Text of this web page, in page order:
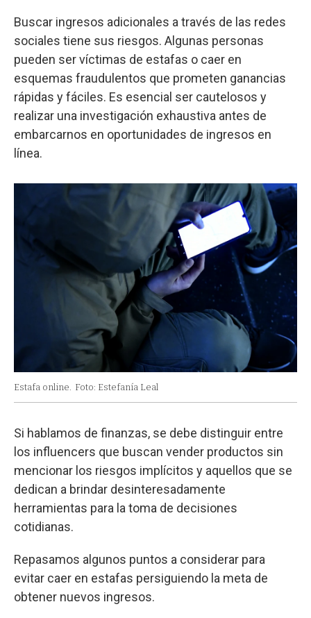
Buscar ingresos adicionales a través de las redes
sociales tiene sus riesgos. Algunas personas
pueden ser víctimas de estafas o caer en
esquemas fraudulentos que prometen ganancias
rápidas y fáciles. Es esencial ser cautelosos y
realizar una investigación exhaustiva antes de
embarcarnos en oportunidades de ingresos en
línea.
Estafa online. Foto: Estefanía Leal
Si hablamos de finanzas, se debe distinguir entre
los influencers que buscan vender productos sin
mencionar los riesgos implícitos y aquellos que se
dedican a brindar desinteresadamente
herramientas para la toma de decisiones
cotidianas.
Repasamos algunos puntos a considerar para
evitar caer en estafas persiguiendo la meta de
obtener nuevos ingresos.